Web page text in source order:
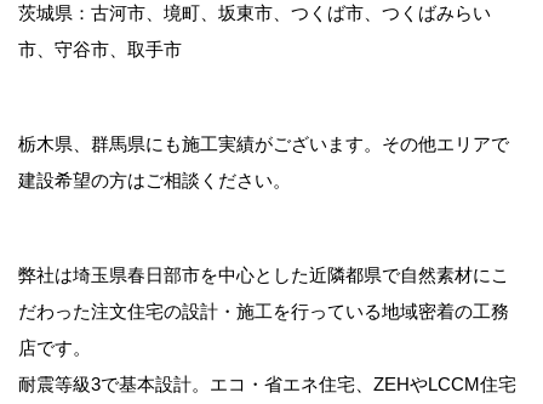
茨城県：古河市、境町、坂東市、つくば市、つくばみらい
市、守谷市、取手市
栃木県、群馬県にも施工実績がございます。その他エリアで
建設希望の方はご相談ください。
弊社は埼玉県春日部市を中心とした近隣都県で自然素材にこ
だわった注文住宅の設計・施工を行っている地域密着の工務
店です。
耐震等級3で基本設計。エコ・省エネ住宅、ZEHやLCCM住宅